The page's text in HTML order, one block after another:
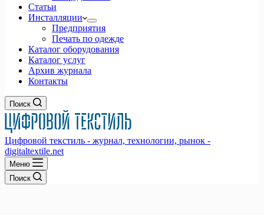
Статьи
Инсталляции
Предприятия
Печать по одежде
Каталог оборудования
Каталог услуг
Архив журнала
Контакты
Поиск
Цифровой текстиль - журнал, технологии, рынок -
digitaltextile.net
Меню
Поиск